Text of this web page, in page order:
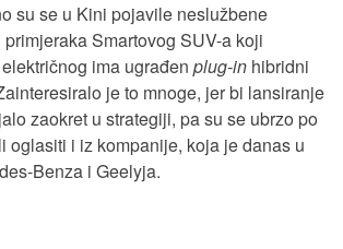
su se u Kini pojavile neslužbene
Smartovog SUV-a koji
ima ugrađen plug-in hibridni
je to mnoge, jer bi lansiranje
zaokret u strategiji, pa su se ubrzo po
oglasiti i iz kompanije, koja je danas u
Benza i Geelyja.